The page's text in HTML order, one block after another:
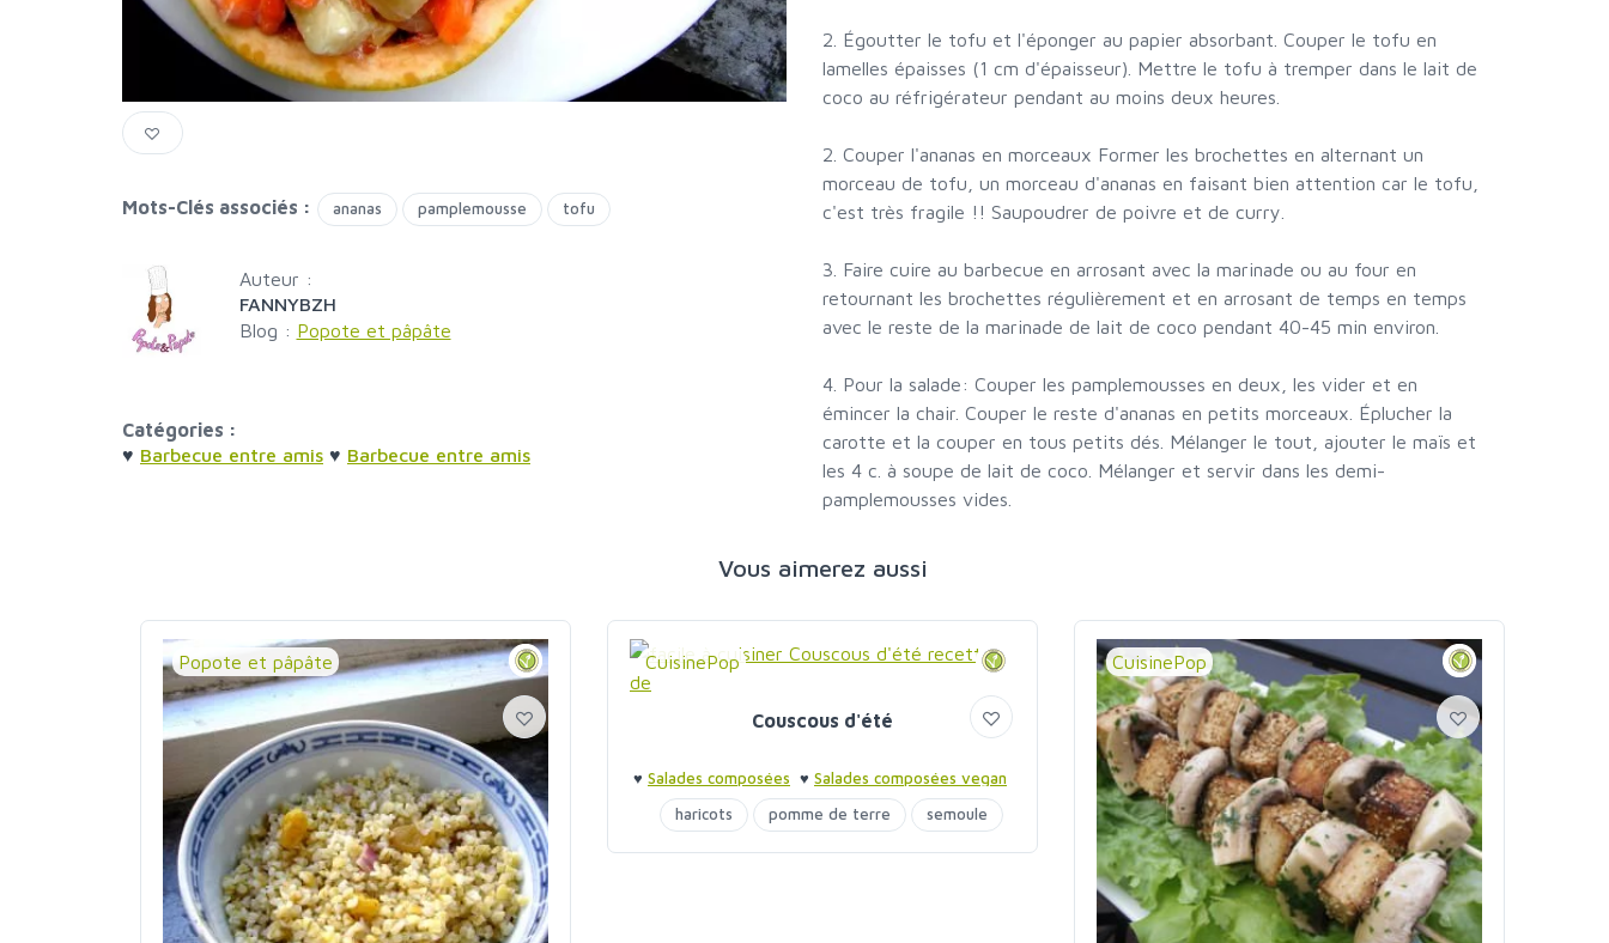
Mots-Clés associés : ananas pamplemousse tofu
Auteur :
FANNYBZH
Blog : Popote et pâpâte
Catégories :
♥ Barbecue entre amis ♥ Barbecue entre amis
2. Égoutter le tofu et l'éponger au papier absorbant. Couper le tofu en
lamelles épaisses (1 cm d'épaisseur). Mettre le tofu à tremper dans le lait de
coco au réfrigérateur pendant au moins deux heures.
2. Couper l'ananas en morceaux Former les brochettes en alternant un
morceau de tofu, un morceau d'ananas en faisant bien attention car le tofu,
c'est très fragile !! Saupoudrer de poivre et de curry.
3. Faire cuire au barbecue en arrosant avec la marinade ou au four en
retournant les brochettes régulièrement et en arrosant de temps en temps
avec le reste de la marinade de lait de coco pendant 40-45 min environ.
4. Pour la salade: Couper les pamplemousses en deux, les vider et en
émincer la chair. Couper le reste d'ananas en petits morceaux. Éplucher la
carotte et la couper en tous petits dés. Mélanger le tout, ajouter le maïs et
les 4 c. à soupe de lait de coco. Mélanger et servir dans les demi-
pamplemousses vides.
Vous aimerez aussi
Popote et pâpâte CuisinePop
Couscous d'été
♥ Salades composées ♥ Salades composées vegan
♥Barbecue entre amis♥Barbecue entre amis
haricots pomme de terre semoule
CuisinePop